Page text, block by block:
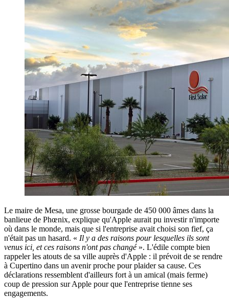
Le maire de Mesa, une grosse bourgade de 450 000 âmes dans la
banlieue de Phœnix, explique qu'Apple aurait pu investir n'importe
où dans le monde, mais que si l'entreprise avait choisi son fief, ça
n'était pas un hasard. « Il y a des raisons pour lesquelles ils sont
venus ici, et ces raisons n'ont pas changé». L'édile compte bien
rappeler les atouts de sa ville auprès d'Apple : il prévoit de se rendre
à Cupertino dans un avenir proche pour plaider sa cause. Ces
déclarations ressemblent d'ailleurs fort à un amical (mais ferme)
coup de pression sur Apple pour que l'entreprise tienne ses
engagements.